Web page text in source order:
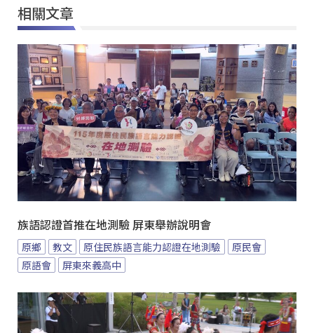
相關文章
族語認證首推在地測驗 屏東舉辦說明會
原鄉 教文 原住民族語言能力認證在地測驗
原民會
原語會
屏東來義高中